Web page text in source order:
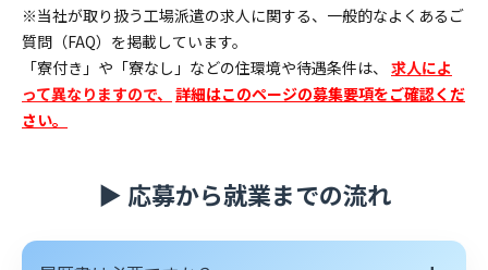
あ
る
質
問
※当社が取り扱う工場派遣の求人に関する、一般的なよくあるご
質問（FAQ）を掲載しています。
「寮付き」や「寮なし」などの住環境や待遇条件は、 求人によ
って異なりますので、 詳細はこのページの募集要項をご確認くだ
さい。
▶ 応募から就業までの流れ